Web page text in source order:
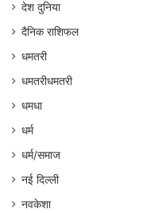
देश दुनिया
दैनिक राशिफल
धमतरी
धमतरीधमतरी
धमधा
धर्म
धर्म/समाज
नई दिल्ली
नवकेशा